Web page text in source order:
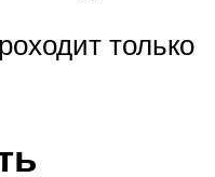
только